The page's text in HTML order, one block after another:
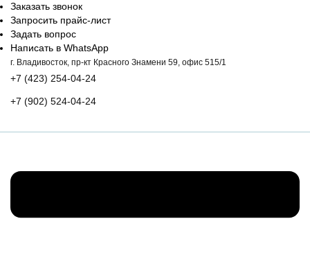
Заказать звонок
Запросить прайс-лист
Задать вопрос
Написать в WhatsApp
г. Владивосток, пр-кт Красного Знамени 59, офис 515/1
+7 (423) 254-04-24
+7 (902) 524-04-24